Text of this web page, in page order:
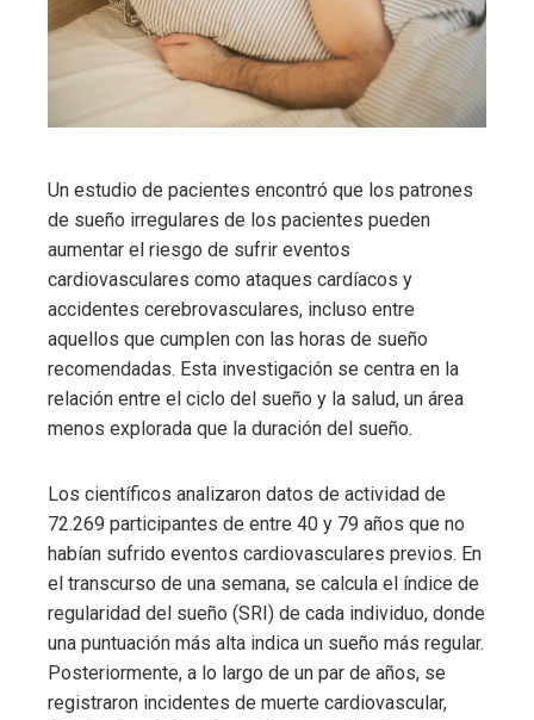
Un estudio de pacientes encontró que los patrones
de sueño irregulares de los pacientes pueden
aumentar el riesgo de sufrir eventos
cardiovasculares como ataques cardíacos y
accidentes cerebrovasculares, incluso entre
aquellos que cumplen con las horas de sueño
recomendadas. Esta investigación se centra en la
relación entre el ciclo del sueño y la salud, un área
menos explorada que la duración del sueño.
Los científicos analizaron datos de actividad de
72.269 participantes de entre 40 y 79 años que no
habían sufrido eventos cardiovasculares previos. En
el transcurso de una semana, se calcula el índice de
regularidad del sueño (SRI) de cada individuo, donde
una puntuación más alta indica un sueño más regular.
Posteriormente, a lo largo de un par de años, se
registraron incidentes de muerte cardiovascular,